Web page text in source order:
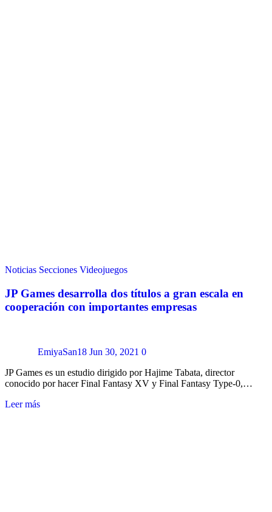
Noticias Secciones Videojuegos
JP Games desarrolla dos títulos a gran escala en
cooperación con importantes empresas
EmiyaSan18 Jun 30, 2021 0
JP Games es un estudio dirigido por Hajime Tabata, director
conocido por hacer Final Fantasy XV y Final Fantasy Type-0,…
Leer más